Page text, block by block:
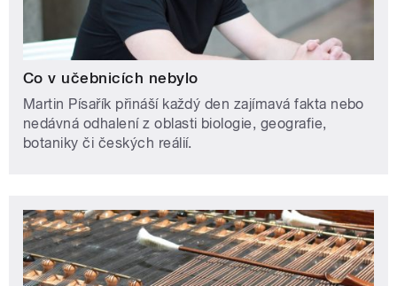
Co v učebnicích nebylo
Martin Písařík přináší každý den zajímavá fakta nebo
nedávná odhalení z oblasti biologie, geografie,
botaniky či českých reálií.